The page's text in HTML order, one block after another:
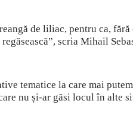
de liliac, pentru ca,
scria Mihail
tematice la care mai
nu și-ar găsi locul în alte